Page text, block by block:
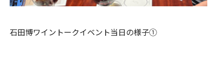
石田博ワイントークイベント当日の様子①